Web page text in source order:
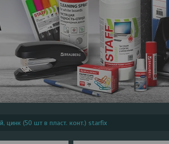
цинк (50 шт в пласт. конт.) starfix